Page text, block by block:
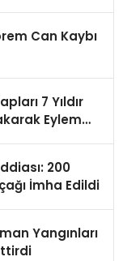
Can Kaybı
7 Yıldır
Eylem
200
İmha Edildi
Yangınları